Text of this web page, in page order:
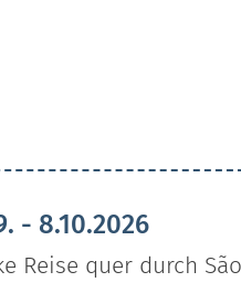
- 8.10.2026
Reise quer durch